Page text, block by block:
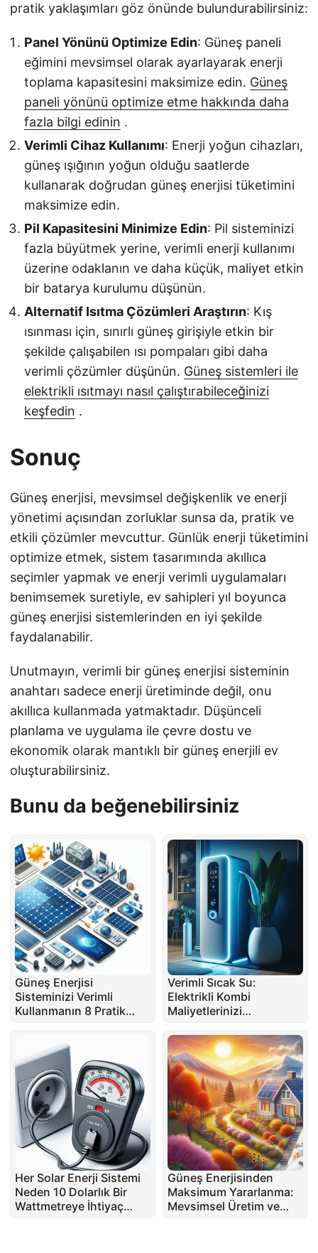
pratik yaklaşımları göz önünde bulundurabilirsiniz:
Panel Yönünü Optimize Edin: Güneş paneli
eğimini mevsimsel olarak ayarlayarak enerji
toplama kapasitesini maksimize edin. Güneş
paneli yönünü optimize etme hakkında daha
fazla bilgi edinin .
Verimli Cihaz Kullanımı: Enerji yoğun cihazları,
güneş ışığının yoğun olduğu saatlerde
kullanarak doğrudan güneş enerjisi tüketimini
maksimize edin.
Pil Kapasitesini Minimize Edin: Pil sisteminizi
fazla büyütmek yerine, verimli enerji kullanımı
üzerine odaklanın ve daha küçük, maliyet etkin
bir batarya kurulumu düşünün.
Alternatif Isıtma Çözümleri Araştırın: Kış
ısınması için, sınırlı güneş girişiyle etkin bir
şekilde çalışabilen ısı pompaları gibi daha
verimli çözümler düşünün. Güneş sistemleri ile
elektrikli ısıtmayı nasıl çalıştırabileceğinizi
keşfedin .
Sonuç
Güneş enerjisi, mevsimsel değişkenlik ve enerji
yönetimi açısından zorluklar sunsa da, pratik ve
etkili çözümler mevcuttur. Günlük enerji tüketimini
optimize etmek, sistem tasarımında akıllıca
seçimler yapmak ve enerji verimli uygulamaları
benimsemek suretiyle, ev sahipleri yıl boyunca
güneş enerjisi sistemlerinden en iyi şekilde
faydalanabilir.
Unutmayın, verimli bir güneş enerjisi sisteminin
anahtarı sadece enerji üretiminde değil, onu
akıllıca kullanmada yatmaktadır. Düşünceli
planlama ve uygulama ile çevre dostu ve
ekonomik olarak mantıklı bir güneş enerjili ev
oluşturabilirsiniz.
Bunu da beğenebilirsiniz
Güneş Enerjisi
Sisteminizi Verimli
Kullanmanın 8 Pratik
Verimli Sıcak Su:
Elektrikli Kombi
Maliyetlerinizi
Her Solar Enerji Sistemi
Neden 10 Dolarlık Bir
Wattmetreye İhtiyaç
Güneş Enerjisinden
Maksimum Yararlanma:
Mevsimsel Üretim ve